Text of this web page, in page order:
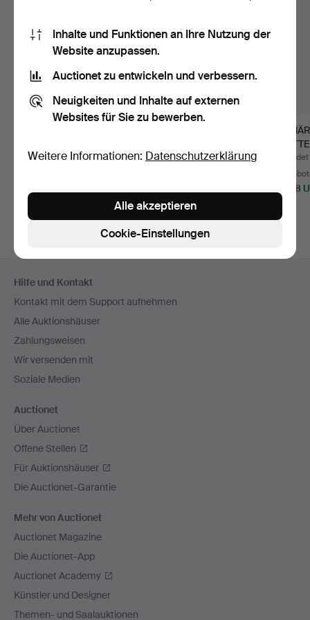
Gobelintechnik, "…
Beendet 24. Mai 2020
Objekt
Teppich, „Grüne W…
Beendet 29. Mai 2024
Ausgewähltes
Objekt
14
4.218
Objekt
Navigation
Hilfe und Kontakt
Kontakt mit dem Support aufnehmen
Alle Auktionshäuser
Zahlungsweisen
Wir versenden mit
Soziale Medien
Auctionet
Über Auctionet
Offene Stellen
Für Auktionshäuser
Die Auctionet-Garantie
Mehr von Auctionet
Auctionet Magazine
Die Auctionet-App
Auctionet Academy
Künstler und Designer
Themen- und Saalauktionen
Inhalte und Funktionen an Ihre Nutzung der
Website anzupassen.
Auctionet zu entwickeln und verbessern.
Neuigkeiten und Inhalte auf externen
Websites für Sie zu bewerben.
Weitere Informationen: Datenschutzerklärung
Cookie-Einstellungen
Alle akzeptieren